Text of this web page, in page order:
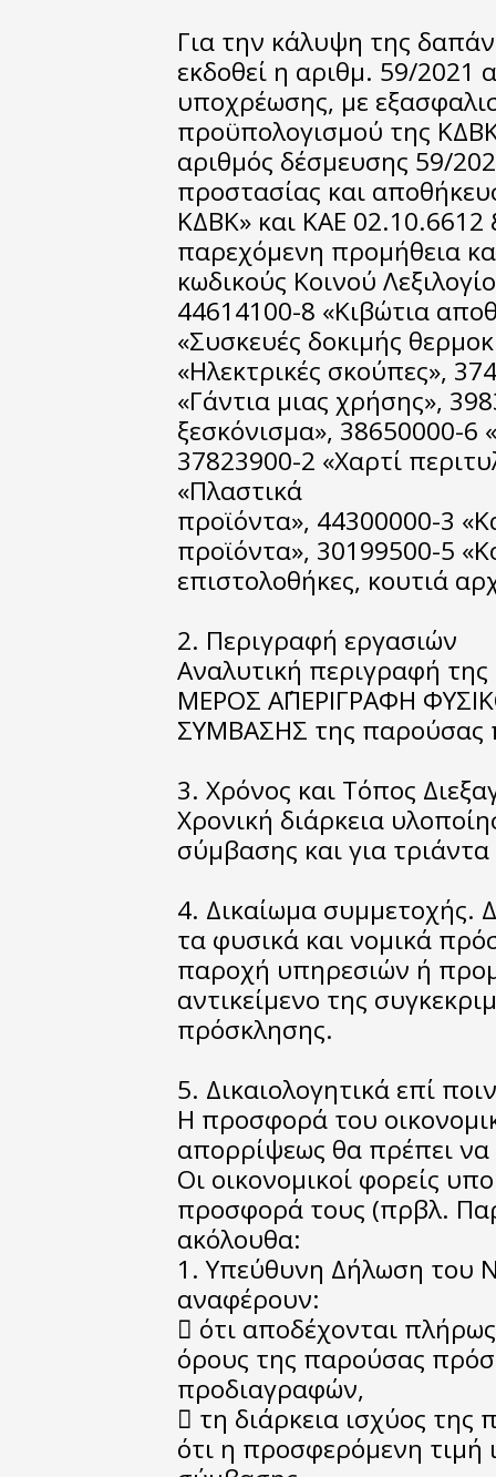
Για την κάλυψη της
εκδοθεί η αριθμ. 59/
υποχρέωσης, με
προϋπολογισμού της
αριθμός δέσμευσης 59/
προστασίας και
ΚΔΒΚ» και ΚΑΕ
παρεχόμενη προμήθεια
κωδικούς Κοινού
44614100-8 «Κιβώτια
«Συσκευές δοκιμής
«Ηλεκτρικές σκούπες»,
«Γάντια μιας χρήσης»,
ξεσκόνισμα», 38650000-6
37823900-2 «Χαρτί
«Πλαστικά
προϊόντα», 44300000-3
προϊόντα», 30199500-5
επιστολοθήκες, κουτιά
2. Περιγραφή εργασιών
Αναλυτική περιγραφή
ΜΕΡΟΣ Α΄ΠΕΡΙΓΡΑΦΗ
ΣΥΜΒΑΣΗΣ της παρούσας
3. Χρόνος και Τόπος
Χρονική διάρκεια
σύμβασης και για
4. Δικαίωμα συμμετοχής.
τα φυσικά και νομικά
παροχή υπηρεσιών ή
αντικείμενο της
πρόσκλησης.
5. Δικαιολογητικά επί
Η προσφορά του
απορρίψεως θα πρέπει να
Οι οικονομικοί φορείς
προσφορά τους (πρβλ.
ακόλουθα:
1. Υπεύθυνη Δήλωση του
αναφέρουν:
 ότι αποδέχονται
όρους της παρούσας
προδιαγραφών,
 τη διάρκεια ισχύος
ότι η προσφερόμενη τιμή